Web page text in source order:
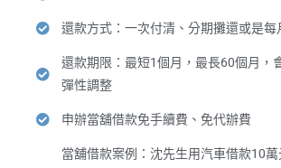
還款方式：一次付清、分期攤還或是每
還款期限：最短1個月，最長60個月，
彈性調整
申辦當舖借款免手續費、免代辦費
當舖借款案例：沈先生用汽車借款10萬